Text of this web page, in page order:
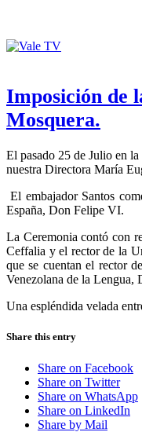
Imposición de
Mosquera.
El pasado 25 de Julio en
nuestra Directora María
El embajador Santos
España, Don Felipe VI.
La Ceremonia contó con
Ceffalia y el rector de la
que se cuentan el rector
Venezolana de la Lengua,
Una espléndida velada
Share this entry
Share on Facebook
Share on Twitter
Share on WhatsApp
Share on LinkedIn
Share by Mail